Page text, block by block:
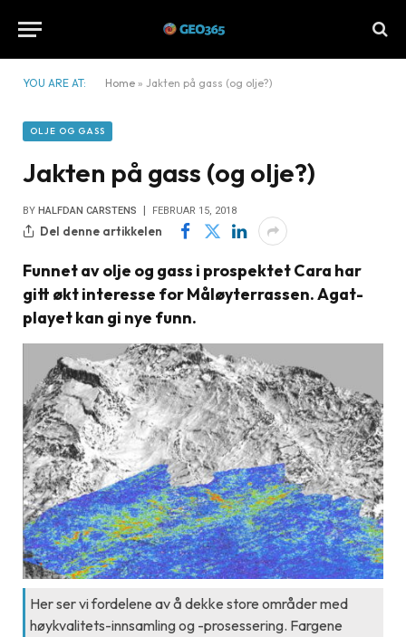
YOU ARE AT: Home » Jakten på gass (og olje?)
OLJE OG GASS
Jakten på gass (og olje?)
BY HALFDAN CARSTENS FEBRUAR 15, 2018
Del denne artikkelen
Funnet av olje og gass i prospektet Cara har
gitt økt interesse for Måløyterrassen. Agat-
playet kan gi nye funn.
Her ser vi fordelene av å dekke store områder med
høykvalitets-innsamling og -prosessering. Fargene